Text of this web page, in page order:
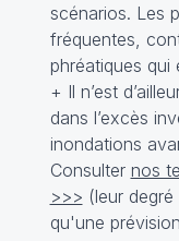
scénarios. Les
fréquentes,
phréatiques qui
+ Il n’est
dans l’excès
inondations
Consulter nos
>>> (leur
qu'une